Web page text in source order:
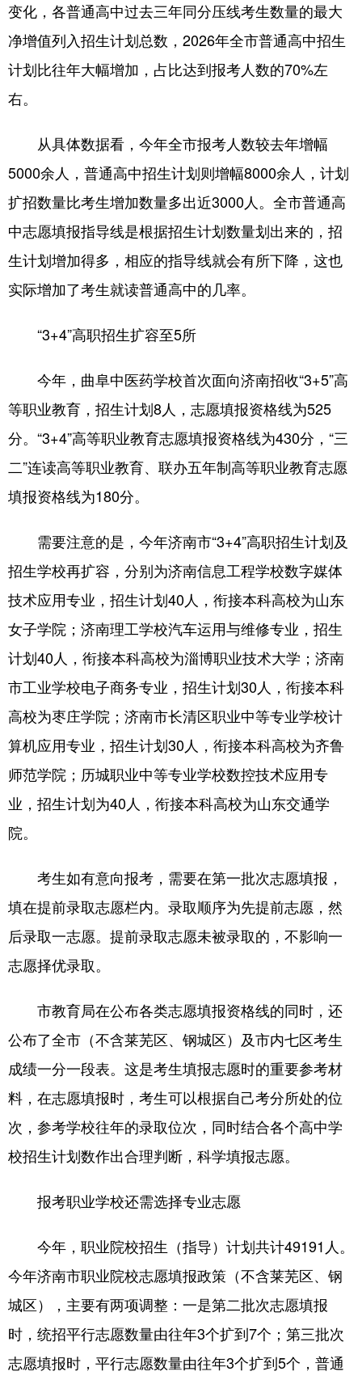
变化，各普通高中过去三年同分压线考生数量的最大
净增值列入招生计划总数，2026年全市普通高中招生
计划比往年大幅增加，占比达到报考人数的70%左
右。
从具体数据看，今年全市报考人数较去年增幅
5000余人，普通高中招生计划则增幅8000余人，计划
扩招数量比考生增加数量多出近3000人。全市普通高
中志愿填报指导线是根据招生计划数量划出来的，招
生计划增加得多，相应的指导线就会有所下降，这也
实际增加了考生就读普通高中的几率。
“3+4”高职招生扩容至5所
今年，曲阜中医药学校首次面向济南招收“3+5”高
等职业教育，招生计划8人，志愿填报资格线为525
分。“3+4”高等职业教育志愿填报资格线为430分，“三
二”连读高等职业教育、联办五年制高等职业教育志愿
填报资格线为180分。
需要注意的是，今年济南市“3+4”高职招生计划及
招生学校再扩容，分别为济南信息工程学校数字媒体
技术应用专业，招生计划40人，衔接本科高校为山东
女子学院；济南理工学校汽车运用与维修专业，招生
计划40人，衔接本科高校为淄博职业技术大学；济南
市工业学校电子商务专业，招生计划30人，衔接本科
高校为枣庄学院；济南市长清区职业中等专业学校计
算机应用专业，招生计划30人，衔接本科高校为齐鲁
师范学院；历城职业中等专业学校数控技术应用专
业，招生计划为40人，衔接本科高校为山东交通学
院。
考生如有意向报考，需要在第一批次志愿填报，
填在提前录取志愿栏内。录取顺序为先提前志愿，然
后录取一志愿。提前录取志愿未被录取的，不影响一
志愿择优录取。
市教育局在公布各类志愿填报资格线的同时，还
公布了全市（不含莱芜区、钢城区）及市内七区考生
成绩一分一段表。这是考生填报志愿时的重要参考材
料，在志愿填报时，考生可以根据自己考分所处的位
次，参考学校往年的录取位次，同时结合各个高中学
校招生计划数作出合理判断，科学填报志愿。
报考职业学校还需选择专业志愿
今年，职业院校招生（指导）计划共计49191人。
今年济南市职业院校志愿填报政策（不含莱芜区、钢
城区），主要有两项调整：一是第二批次志愿填报
时，统招平行志愿数量由往年3个扩到7个；第三批次
志愿填报时，平行志愿数量由往年3个扩到5个，普通